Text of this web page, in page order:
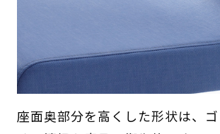
座面奥部分を高くした形状は、